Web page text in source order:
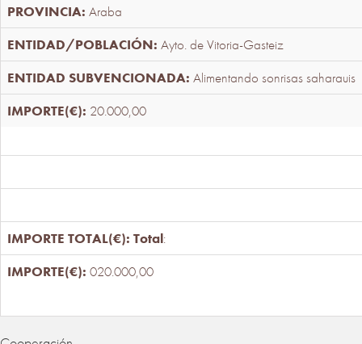
Araba
Ayto. de Vitoria-Gasteiz
Alimentando sonrisas saharauis
20.000,00
Total:
020.000,00